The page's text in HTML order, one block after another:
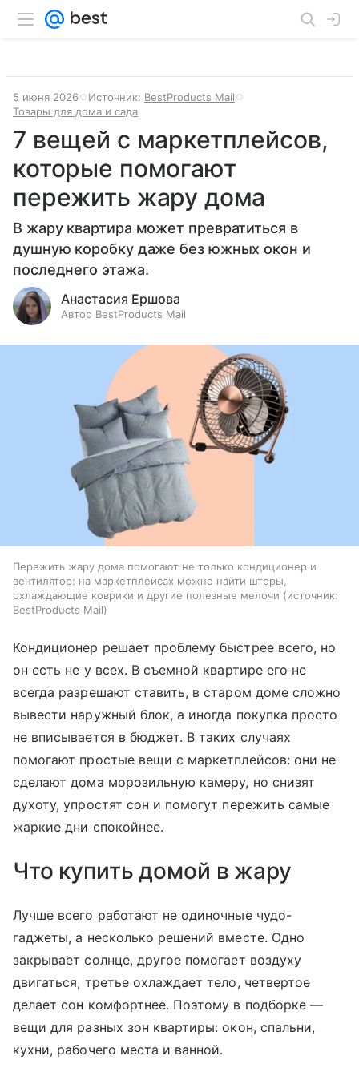
5 июня 2026 Источник: BestProducts Mail
Товары для дома и сада
7 вещей с маркетплейсов,
которые помогают
пережить жару дома
В жару квартира может превратиться в
душную коробку даже без южных окон и
последнего этажа.
Анастасия Ершова
Автор BestProducts Mail
Пережить жару дома помогают не только кондиционер и
вентилятор: на маркетплейсах можно найти шторы,
охлаждающие коврики и другие полезные мелочи
источник:
BestProducts Mail
Кондиционер решает проблему быстрее всего, но
он есть не у всех. В съемной квартире его не
всегда разрешают ставить, в старом доме сложно
вывести наружный блок, а иногда покупка просто
не вписывается в бюджет. В таких случаях
помогают простые вещи с маркетплейсов: они не
сделают дома морозильную камеру, но снизят
духоту, упростят сон и помогут пережить самые
жаркие дни спокойнее.
Что купить домой в жару
Лучше всего работают не одиночные чудо-
гаджеты, а несколько решений вместе. Одно
закрывает солнце, другое помогает воздуху
двигаться, третье охлаждает тело, четвертое
делает сон комфортнее. Поэтому в подборке —
вещи для разных зон квартиры: окон, спальни,
кухни, рабочего места и ванной.